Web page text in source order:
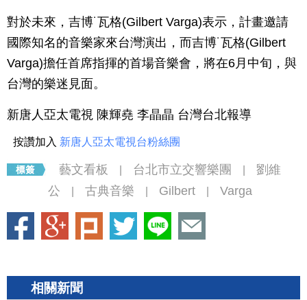
對於未來，吉博˙瓦格(Gilbert Varga)表示，計畫邀請
國際知名的音樂家來台灣演出，而吉博˙瓦格(Gilbert
Varga)擔任首席指揮的首場音樂會，將在6月中旬，與
台灣的樂迷見面。
新唐人亞太電視 陳輝堯 李晶晶 台灣台北報導
按讚加入 新唐人亞太電視台粉絲團
藝文看板 台北市立交響樂團
劉維
公
古典音樂 Gilbert Varga
相關新聞